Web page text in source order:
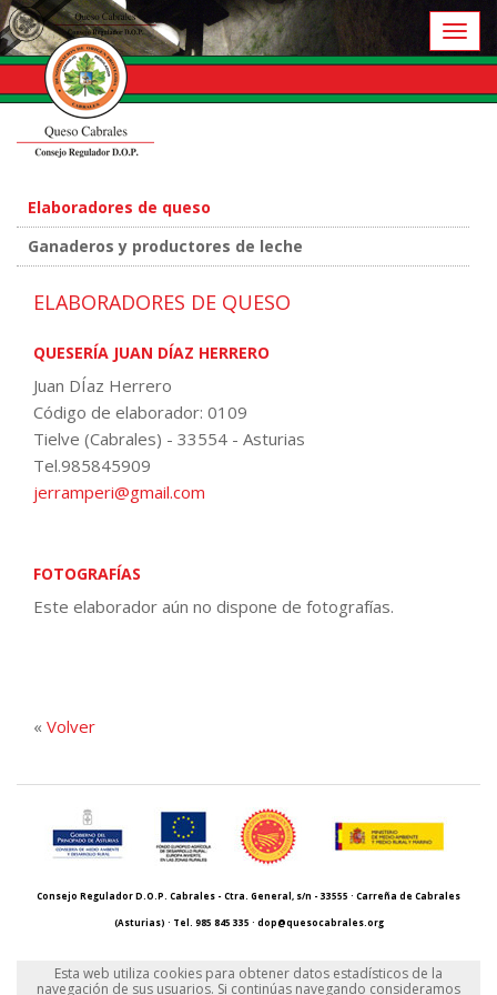
Toggle
Elaboradores de queso
Ganaderos y productores de leche
ELABORADORES DE QUESO
QUESERÍA JUAN DÍAZ HERRERO
Juan DÍaz Herrero
Código de elaborador: 0109
Tielve (Cabrales) - 33554 - Asturias
Tel.985845909
jerramperi@gmail.com
FOTOGRAFÍAS
Este elaborador aún no dispone de fotografías.
« Volver
Consejo Regulador D.O.P. Cabrales - Ctra. General, s/n - 33555 · Carreña de Cabrales
(Asturias) · Tel. 985 845 335 · dop@quesocabrales.org
Política de privacidad · Política de cookies Registro de actividades
Esta web utiliza cookies para obtener datos estadísticos de la
navegación de sus usuarios. Si continúas navegando consideramos